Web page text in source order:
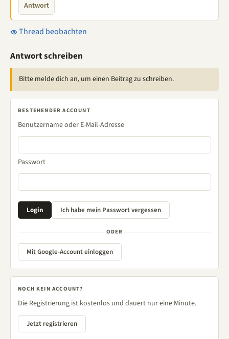
Antwort
Thread beobachten
Antwort schreiben
Bitte melde dich an, um einen Beitrag zu schreiben.
BESTEHENDER ACCOUNT
Benutzername oder E-Mail-Adresse
Passwort
ODER
Mit Google-Account einloggen
NOCH KEIN ACCOUNT?
Die Registrierung ist kostenlos und dauert nur eine Minute.
Jetzt registrieren